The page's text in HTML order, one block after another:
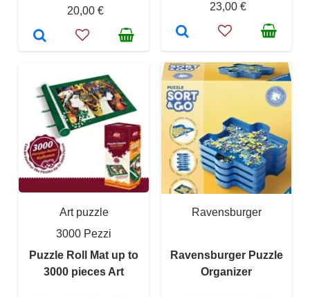
20,00 €
23,00 €
Art puzzle
3000 Pezzi
Puzzle Roll Mat up to
3000 pieces Art
Ravensburger
Ravensburger Puzzle
Organizer